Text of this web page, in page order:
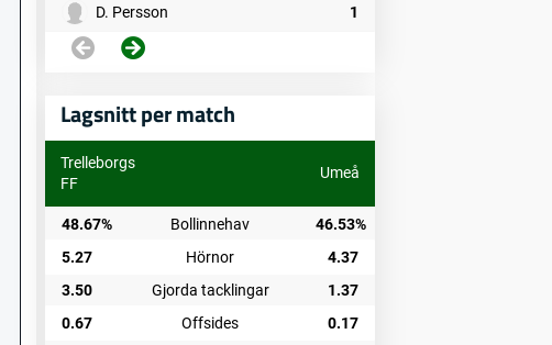
D. Persson 1
Lagsnitt per match
Trelleborgs
FF
Umeå
48.67% Bollinnehav
46.53%
5.27
Hörnor
4.37
3.50
Gjorda tacklingar
1.37
0.67
Offsides
0.17